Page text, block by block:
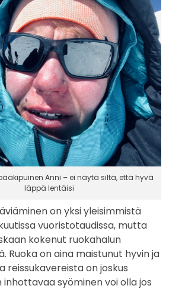
Anni – ei näytä siltä, että hyvä
läppä lentäisi
on yksi yleisimmistä
vuoristotaudissa, mutta
kokenut ruokahalun
Ruoka on aina maistunut hyvin ja
reissukavereista on joskus
syöminen voi olla jos